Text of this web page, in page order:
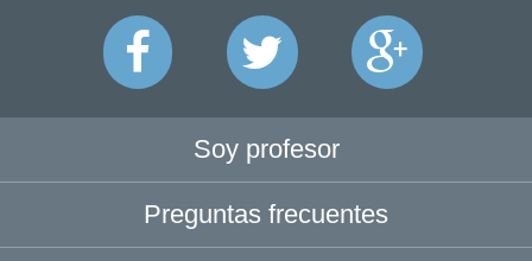
Soy profesor
Preguntas frecuentes